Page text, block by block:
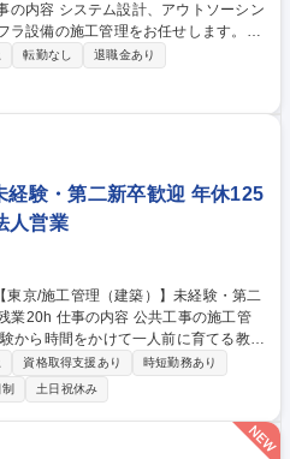
ラ設備の施工管理をお任せします。空
ラ設備工事において、現場の進行や品
会社との打ち合わせ■資材や人員の手
職人さんや関係会社と連携しなが
トいただきます★未経験の方も、現場
経験
利厚生充実
転勤なし
退職金あり
経験・第二新卒歓迎 年休125
人営業
事の施工管
から時間をかけて一人前に育てる教育
としてキャリアアップしたい方に最適
OJTや充実のマニュアルを通じてじっ
からプロへ】 総合建設会社として50
を活かし施工管理のプロ人材へ育成し
資格取得支援あり
時短勤務あり
土日祝休み